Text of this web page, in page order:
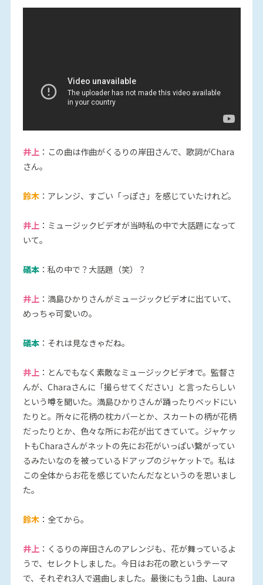
井上：この曲は作曲がくるりの岸田さんで、歌詞がChara
さん。
鈴木：アレンジ、すごい「っぽさ」を感じていたけれど。
井上：ミュージックビデオが当時私の中で大話題になって
いて。
礒本：私の中で？大話題（笑）？
井上：満島ひかりさんがミュージックビデオに出ていて、
めっちゃ可愛いの。
礒本：それは見なきゃだね。
井上：とんでもなく素敵なミュージックビデオで。監督さ
んが、Charaさんに「撮らせてください」と言ったらしい
という噂を聞いた。満島ひかりさんが踊ったりベッドにい
たりと。所々に花柄の枕カバーとか、スカートの柄が花柄
だったりとか、色々な所にお花が出てきていて。ジャケッ
トもCharaさんがネットの先にお花がいっぱい繋がってい
るみたいなのを被っているドアップのジャケットで。私は
この全体からお花を感じていたんだなというのを思いまし
た。
鈴木：全てから。
井上：くるりの岸田さんのアレンジも、花が舞っているよ
うで、セレクトしました。今日はお花の歌というテーマ
で、それぞれ3人で選曲しました。最後にもう1曲、Laura